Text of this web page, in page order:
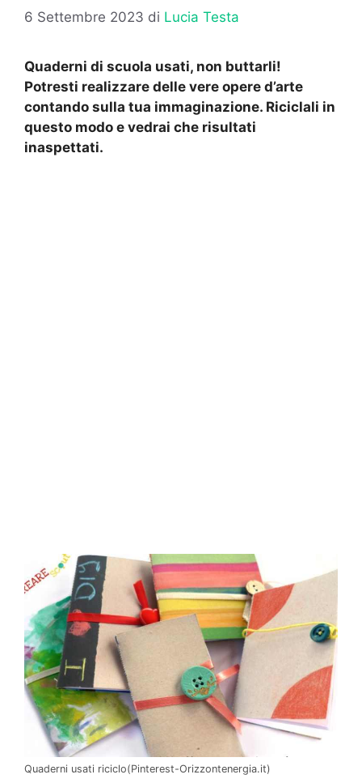
6 Settembre 2023 di Lucia Testa
Quaderni di scuola usati, non buttarli!
Potresti realizzare delle vere opere d’arte
contando sulla tua immaginazione. Riciclali in
questo modo e vedrai che risultati
inaspettati.
Quaderni usati riciclo(Pinterest-Orizzontenergia.it)